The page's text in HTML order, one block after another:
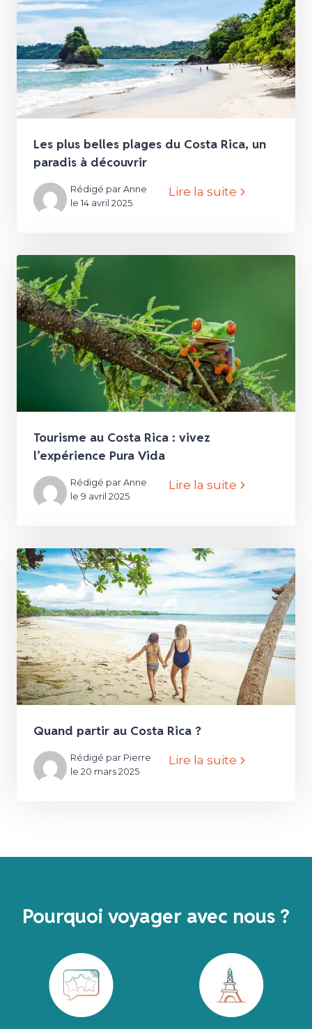
Les plus belles plages du Costa Rica, un
paradis à découvrir
Rédigé par Anne
le 14 avril 2025
Lire la suite
Tourisme au Costa Rica : vivez
l’expérience Pura Vida
Rédigé par Anne
le 9 avril 2025
Lire la suite
Quand partir au Costa Rica ?
Rédigé par Pierre
le 20 mars 2025
Lire la suite
Pourquoi voyager avec nous ?